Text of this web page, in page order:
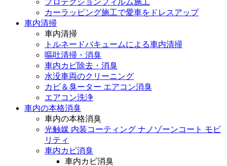
カーラッピング施工で愛車をドレスアップ
車内清掃
車内清掃
トルネードバキュームによる車内清掃
嘔吐清掃・消臭
車内カビ除去・消臭
水没車両のクリーニング
カビ＆臭ーター エアコン消臭
エアコン洗浄
車内の本格消臭
車内の本格消臭
光触媒 内装コーティング ナノゾーンコート モビ
リティ
車内カビ消臭
車内カビ消臭